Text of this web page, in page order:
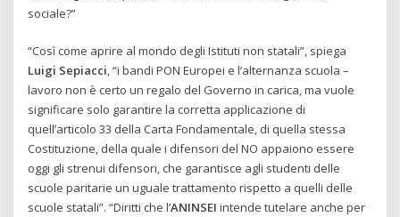
sociale?”
“Così come aprire al mondo degli Istituti non statali”, spiega
Luigi Sepiacci, “i bandi PON Europei e l’alternanza scuola –
lavoro non è certo un regalo del Governo in carica, ma vuole
significare solo garantire la corretta applicazione di
quell’articolo 33 della Carta Fondamentale, di quella stessa
Costituzione, della quale i difensori del NO appaiono essere
oggi gli strenui difensori, che garantisce agli studenti delle
scuole paritarie un uguale trattamento rispetto a quelli delle
scuole statali”. “Diritti che l’ANINSEI intende tutelare anche per